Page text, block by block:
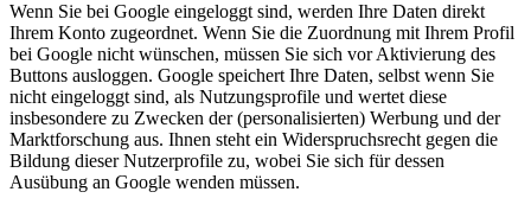
Wenn Sie bei Google eingeloggt sind, werden Ihre Daten direkt
Ihrem Konto zugeordnet. Wenn Sie die Zuordnung mit Ihrem Profil
bei Google nicht wünschen, müssen Sie sich vor Aktivierung des
Buttons ausloggen. Google speichert Ihre Daten, selbst wenn Sie
nicht eingeloggt sind, als Nutzungsprofile und wertet diese
insbesondere zu Zwecken der (personalisierten) Werbung und der
Marktforschung aus. Ihnen steht ein Widerspruchsrecht gegen die
Bildung dieser Nutzerprofile zu, wobei Sie sich für dessen
Ausübung an Google wenden müssen.